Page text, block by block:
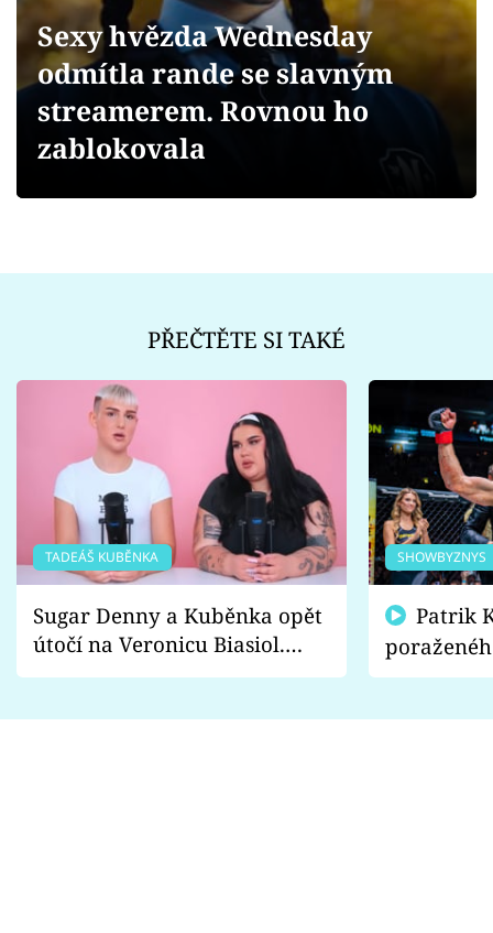
Videa
Sledujte prima+
Sexy hvězda Wednesday
odmítla rande se slavným
streamerem. Rovnou ho
zablokovala
PŘEČTĚTE SI TAKÉ
TADEÁŠ KUBĚNKA
Sugar Denny a Kuběnka opět
útočí na Veronicu Biasiol.
Proč je podle nich falešná a
SHOWBYZNYS
fanoušci